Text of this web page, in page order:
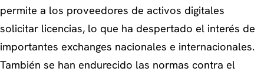
permite a los proveedores de activos digitales
solicitar licencias, lo que ha despertado el interés de
importantes exchanges nacionales e internacionales.
También se han endurecido las normas contra el